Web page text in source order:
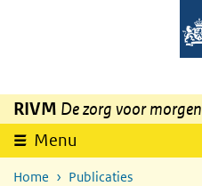
Overslaan en naar de inhoud gaan
RIVM De zorg voor morgen
Menu
Home
Publicaties